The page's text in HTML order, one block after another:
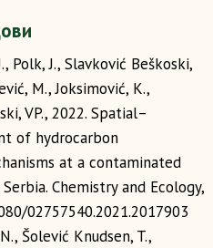
Polk, J., Slavković Beškoski,
M., Joksimović, K.,
VP., 2022. Spatial–
of hydrocarbon
at a contaminated
Chemistry and Ecology,
02757540.2021.2017903
Šolević Knudsen, T.,